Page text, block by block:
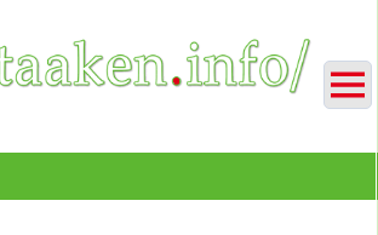
Heerstraße Nord